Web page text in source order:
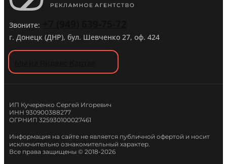
Звоните:
г. Донецк (ДНР), бул. Шевченко 27, оф. 424
ИП Кучеренко Сергей Игоревич
ИНН 930900388277
ОГРНИП 325930100027461
Информация на сайте не является публичной офертой и носит
исключительно ознакомительный характер.
Все права защищены © 2018-2026